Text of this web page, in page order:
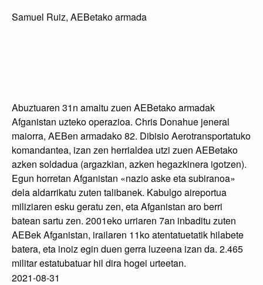
Samuel Ruiz, AEBetako armada
Abuztuaren 31n amaitu zuen AEBetako armadak
Afganistan uzteko operazioa. Chris Donahue jeneral
maiorra, AEBen armadako 82. Dibisio Aerotransportatuko
komandantea, izan zen herrialdea utzi zuen AEBetako
azken soldadua (argazkian, azken hegazkinera igotzen).
Egun horretan Afganistan «nazio aske eta subiranoa»
dela aldarrikatu zuten talibanek. Kabulgo aireportua
miliziaren esku geratu zen, eta Afganistan aro berri
batean sartu zen. 2001eko urriaren 7an inbaditu zuten
AEBek Afganistan, irailaren 11ko atentatuetatik hilabete
batera, eta inoiz egin duen gerra luzeena izan da. 2.465
militar estatubatuar hil dira hogei urteetan.
2021-08-31